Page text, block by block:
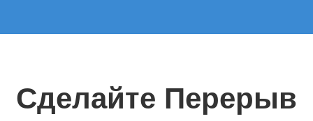
Сделайте Перерыв